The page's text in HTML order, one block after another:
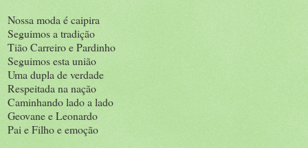
Nossa moda é caipira
Seguimos a tradição
Tião Carreiro e Pardinho
Seguimos esta união
Uma dupla de verdade
Respeitada na nação
Caminhando lado a lado
Geovane e Leonardo
Pai e Filho e emoção